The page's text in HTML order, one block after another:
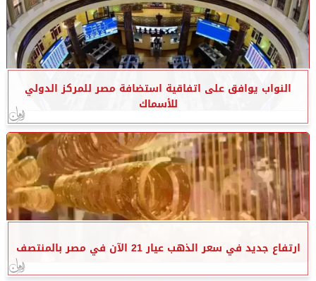
النواب يوافق على اتفاقية استضافة مصر للمركز الدولي
للأسماك
ارتفاع جديد في سعر الذهب عيار 21 الآن في مصر بالمنتصف